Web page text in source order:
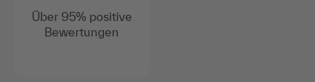
Über 95% positive
Bewertungen